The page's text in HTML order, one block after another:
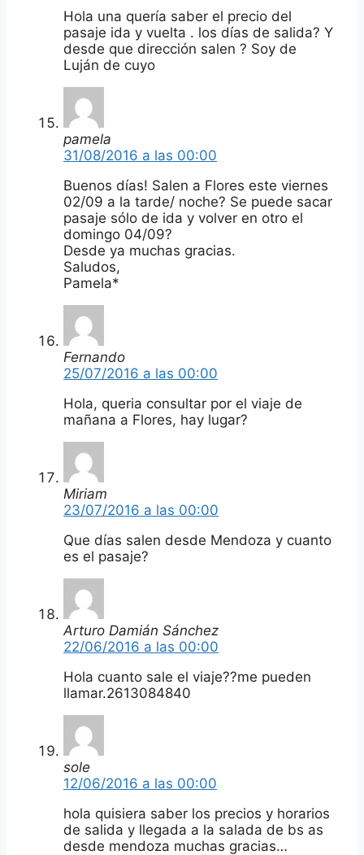
Hola una quería saber el precio del
pasaje ida y vuelta . los días de salida? Y
desde que dirección salen ? Soy de
Luján de cuyo
pamela
31/08/2016 a las 00:00
Buenos días! Salen a Flores este viernes
02/09 a la tarde/ noche? Se puede sacar
pasaje sólo de ida y volver en otro el
domingo 04/09?
Desde ya muchas gracias.
Saludos,
Pamela*
Fernando
25/07/2016 a las 00:00
Hola, queria consultar por el viaje de
mañana a Flores, hay lugar?
Miriam
23/07/2016 a las 00:00
Que días salen desde Mendoza y cuanto
es el pasaje?
Arturo Damián Sánchez
22/06/2016 a las 00:00
Hola cuanto sale el viaje??me pueden
llamar.2613084840
sole
12/06/2016 a las 00:00
hola quisiera saber los precios y horarios
de salida y llegada a la salada de bs as
desde mendoza muchas gracias…